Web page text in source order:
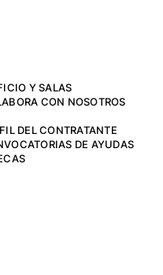
Y SALAS
CON NOSOTROS
DEL CONTRATANTE
DE AYUDAS